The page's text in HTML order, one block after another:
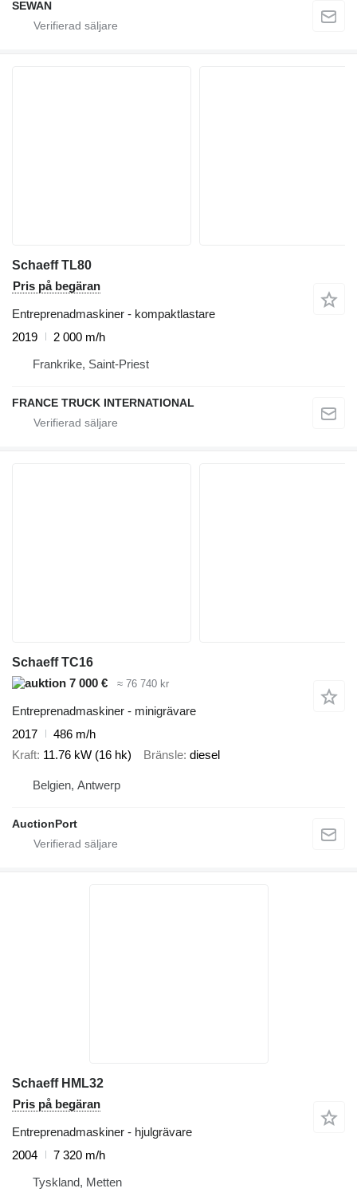
SEWAN
Schaeff TL80
Pris på begäran
Entreprenadmaskiner - kompaktlastare
2019
2 000 m/h
Frankrike, Saint-Priest
FRANCE TRUCK INTERNATIONAL
Schaeff TC16
7 000 €
≈ 76 740 kr
Entreprenadmaskiner - minigrävare
2017
486 m/h
Kraft 11.76 kW (16 hk) Bränsle diesel
Belgien, Antwerp
AuctionPort
Schaeff HML32
Pris på begäran
Entreprenadmaskiner - hjulgrävare
2004
7 320 m/h
Tyskland, Metten